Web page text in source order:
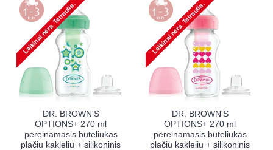
DR. BROWN'S
OPTIONS+ 270 ml
plataus kaklelio
buteliukas BLUE
DR. BROWN'S
OPTIONS+ 270 ml
plataus kaklelio
buteliukas PINK